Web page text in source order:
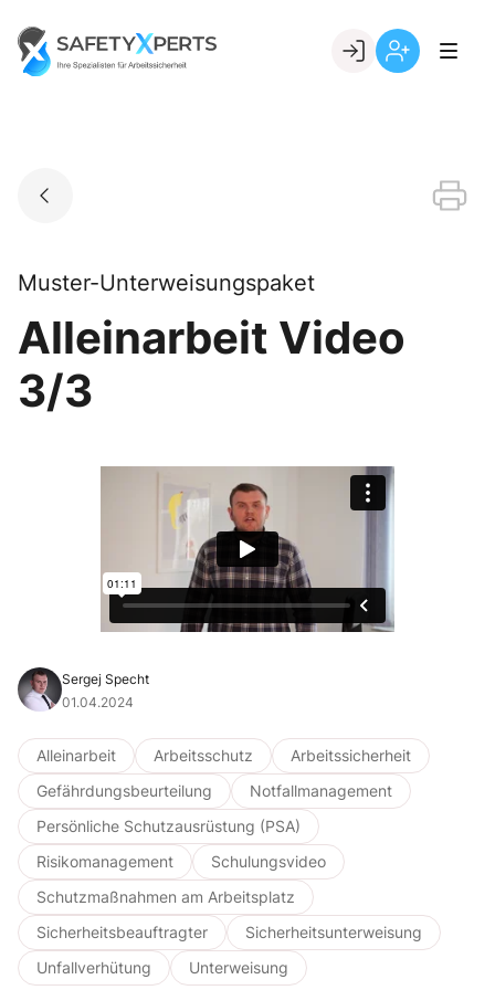
content
Go to landing page.
Muster-Unterweisungspaket
Alleinarbeit Video
3/3
Sergej Specht
01.04.2024
Alleinarbeit Arbeitsschutz
Arbeitssicherheit
Gefährdungsbeurteilung
Notfallmanagement
Persönliche Schutzausrüstung (PSA)
Risikomanagement
Schulungsvideo
Schutzmaßnahmen am Arbeitsplatz
Sicherheitsbeauftragter
Sicherheitsunterweisung
Unfallverhütung
Unterweisung